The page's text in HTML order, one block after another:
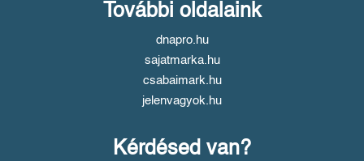
További oldalaink
dnapro.hu
sajatmarka.hu
csabaimark.hu
jelenvagyok.hu
Kérdésed van?